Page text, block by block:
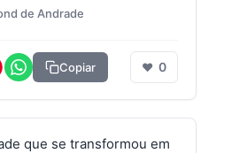
de Andrade
Copiar ❤ 0
que se transformou em